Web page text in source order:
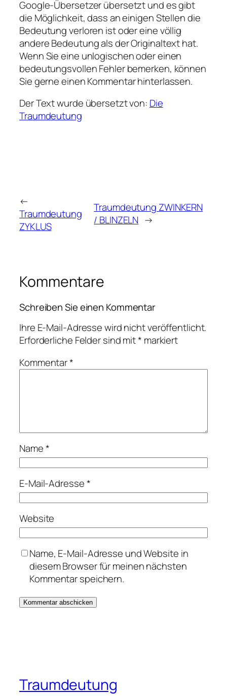
Google-Übersetzer übersetzt und es gibt
die Möglichkeit, dass an einigen Stellen die
Bedeutung verloren ist oder eine völlig
andere Bedeutung als der Originaltext hat.
Wenn Sie eine unlogischen oder einen
bedeutungsvollen Fehler bemerken, können
Sie gerne einen Kommentar hinterlassen.
Der Text wurde übersetzt von: Die
Traumdeutung
←
Traumdeutung
ZYKLUS
Traumdeutung ZWINKERN
/ BLINZELN →
Kommentare
Schreiben Sie einen Kommentar
Ihre E-Mail-Adresse wird nicht veröffentlicht.
Erforderliche Felder sind mit* markiert
Kommentar*
Name*
E-Mail-Adresse*
Website
Name, E-Mail-Adresse und Website in
diesem Browser für meinen nächsten
Kommentar speichern.
Traumdeutung